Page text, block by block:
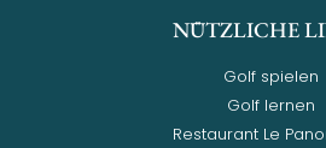
NÜTZLICHE
Golf spielen
Golf lernen
Restaurant Le